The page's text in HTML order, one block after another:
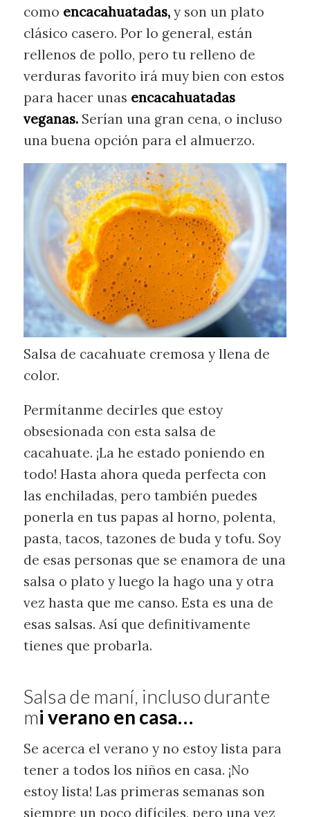
como encacahuatadas,y son un plato
clásico casero. Por lo general, están
rellenos de pollo, pero tu relleno de
verduras favorito irá muy bien con estos
para hacer unas encacahuatadas
veganas.Serían una gran cena, o incluso
una buena opción para el almuerzo.
Salsa de cacahuate cremosa y llena de
color.
Permítanme decirles que estoy
obsesionada con esta salsa de
cacahuate. ¡La he estado poniendo en
todo! Hasta ahora queda perfecta con
las enchiladas, pero también puedes
ponerla en tus papas al horno, polenta,
pasta, tacos, tazones de buda y tofu. Soy
de esas personas que se enamora de una
salsa o plato y luego la hago una y otra
vez hasta que me canso. Esta es una de
esas salsas. Así que definitivamente
tienes que probarla.
Salsa de maní, incluso durante
mi verano en casa…
Se acerca el verano y no estoy lista para
tener a todos los niños en casa. ¡No
estoy lista! Las primeras semanas son
siempre un poco difíciles, pero una vez